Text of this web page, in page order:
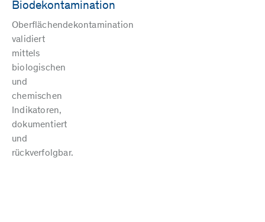
Biodekontamination
Oberflächendekontamination
validiert
mittels
biologischen
und
chemischen
Indikatoren,
dokumentiert
und
rückverfolgbar.